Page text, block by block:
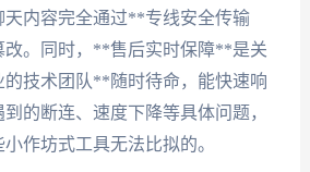
天内容完全通过**专线安全传输
。同时，**售后实时保障**是关
技术团队**随时待命，能快速响
的断连、速度下降等具体问题，
作坊式工具无法比拟的。